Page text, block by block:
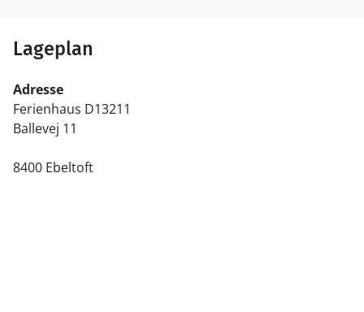
Lageplan
Adresse
Ferienhaus D13211
Ballevej 11
8400 Ebeltoft